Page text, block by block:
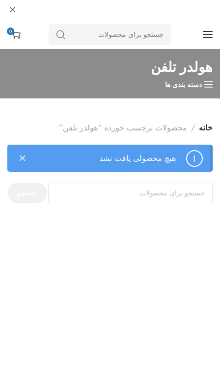
0
هولدر تلفن
دسته بندی ها
خانه محصولات برچسب خورده “هولدر تلفن”
هیچ محصولی یافت نشد.